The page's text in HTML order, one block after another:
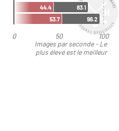
Images par seconde - Le
plus élevé est le meilleur
0 50 100
83.1
96.2
44.4
53.7